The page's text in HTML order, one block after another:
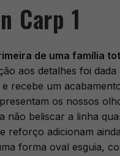
Carp 1
de uma família
aos detalhes foi
recebe um
os nossos
não beliscar a linha
reforço adicionam
forma oval esguia,